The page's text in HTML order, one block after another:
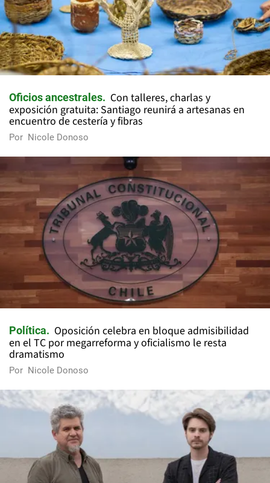
Oficios ancestrales
Con talleres, charlas y
exposición gratuita: Santiago reunirá a artesanas en
encuentro de cestería y fibras
Por Nicole Donoso
Política
Oposición celebra en bloque admisibilidad
en el TC por megarreforma y oficialismo le resta
dramatismo
Por Nicole Donoso